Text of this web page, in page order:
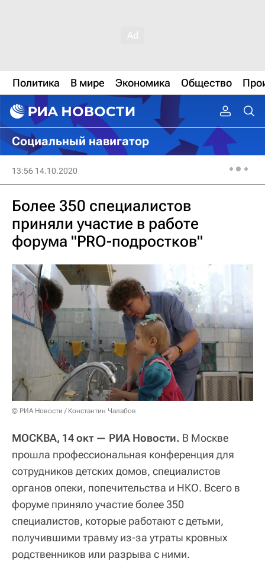
Политика В мире Экономика Общество
Социальный навигатор
13:56 14.10.2020
Более 350 специалистов
приняли участие в работе
форума "PRO-подростков"
© РИА Новости / Константин Чалабов
МОСКВА, 14 окт — РИА Новости. В Москве
прошла профессиональная конференция для
сотрудников детских домов, специалистов
органов опеки, попечительства и НКО. Всего в
форуме приняло участие более 350
специалистов, которые работают с детьми,
получившими травму из-за утраты кровных
родственников или разрыва с ними.